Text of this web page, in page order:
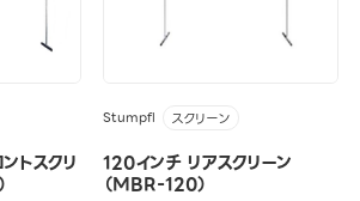
トスクリ
Stumpfl スクリーン
120インチ リアスクリーン
（MBR-120）